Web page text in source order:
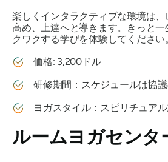
楽しくインタラクティブな環境は
高め、上達へと導きます。きっと
クワクする学びを体験してください
価格: 3,200ドル
研修期間：スケジュールは協
ヨガスタイル：スピリチュア
ルームヨガセンタ